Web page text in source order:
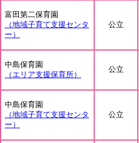
富田第二保育園
（地域子育て支援センタ
ー）
公立
中島保育園
（エリア支援保育所）
公立
中島保育園
（地域子育て支援センタ
ー）
公立